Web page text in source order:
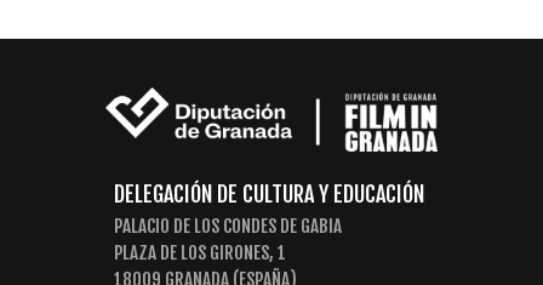
DELEGACIÓN DE CULTURA Y EDUCACIÓN
PALACIO DE LOS CONDES DE GABIA
PLAZA DE LOS GIRONES, 1
18009 GRANADA (ESPAÑA)